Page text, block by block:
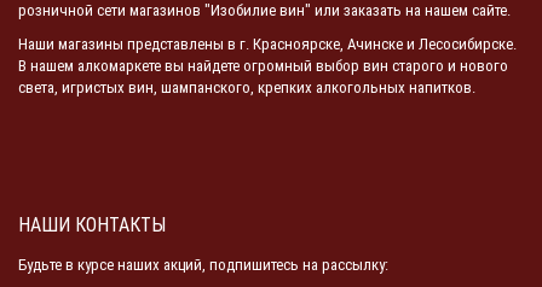
розничной сети магазинов "Изобилие вин" или заказать на нашем сайте.
Наши магазины представлены в г. Красноярске, Ачинске и Лесосибирске.
В нашем алкомаркете вы найдете огромный выбор вин старого и нового
света, игристых вин, шампанского, крепких алкогольных напитков.
НАШИ КОНТАКТЫ
Будьте в курсе наших акций, подпишитесь на рассылку: